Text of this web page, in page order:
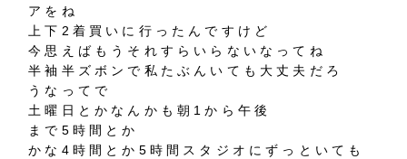
アをね
上下2着買いに行ったんですけど
今思えばもうそれすらいらないなってね
半袖半ズボンで私たぶんいても大丈夫だろ
うなってで
土曜日とかなんかも朝1から午後
まで5時間とか
かな4時間とか5時間スタジオにずっといても